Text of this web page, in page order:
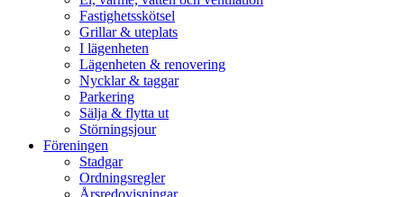
Fastighetsskötsel
Grillar & uteplats
I lägenheten
Lägenheten & renovering
Nycklar & taggar
Parkering
Sälja & flytta ut
Störningsjour
Föreningen
Stadgar
Ordningsregler
Årsredovisningar